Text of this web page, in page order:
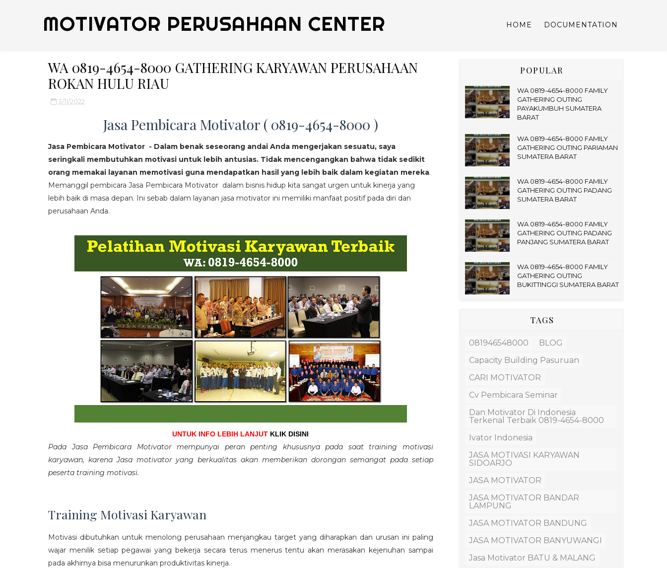
MOTIVATOR PERUSAHAAN CENTER HOME DOCUMENTATION
WA 0819-4654-8000 GATHERING KARYAWAN PERUSAHAAN
ROKAN HULU RIAU
3/11/2022
Jasa Pembicara Motivator ( 0819-4654-8000 )
Jasa Pembicara Motivator - Dalam benak seseorang andai Anda mengerjakan sesuatu, saya
seringkali membutuhkan motivasi untuk lebih antusias. Tidak mencengangkan bahwa tidak sedikit
orang memakai layanan memotivasi guna mendapatkan hasil yang lebih baik dalam kegiatan mereka.
Memanggil pembicara Jasa Pembicara Motivator dalam bisnis hidup kita sangat urgen untuk kinerja yang
lebih baik di masa depan. Ini sebab dalam layanan jasa motivator ini memiliki manfaat positif pada diri dan
perusahaan Anda.
UNTUK INFO LEBIH LANJUT KLIK DISINI
Pada Jasa Pembicara Motivator mempunyai peran penting khususnya pada saat training motivasi
karyawan, karena Jasa motivator yang berkualitas akan memberikan dorongan semangat pada setiap
peserta training motivasi.
Training Motivasi Karyawan
Motivasi dibutuhkan untuk menolong perusahaan menjangkau target yang diharapkan dan urusan ini paling
wajar menilik setiap pegawai yang bekerja secara terus menerus tentu akan merasakan kejenuhan sampai
pada akhirnya bisa menurunkan produktivitas kinerja.
POPULAR
WA 0819-4654-8000 FAMILY
GATHERING OUTING
PAYAKUMBUH SUMATERA
BARAT
WA 0819-4654-8000 FAMILY
GATHERING OUTING PARIAMAN
SUMATERA BARAT
WA 0819-4654-8000 FAMILY
GATHERING OUTING PADANG
SUMATERA BARAT
WA 0819-4654-8000 FAMILY
GATHERING OUTING PADANG
PANJANG SUMATERA BARAT
WA 0819-4654-8000 FAMILY
GATHERING OUTING
BUKITTINGGI SUMATERA BARAT
TAGS
081946548000
BLOG
Capacity Building Pasuruan
CARI MOTIVATOR
Cv Pembicara Seminar
Dan Motivator Di Indonesia
Terkenal Terbaik 0819-4654-8000
Ivator Indonesia
JASA MOTIVASI KARYAWAN
SIDOARJO
JASA MOTIVATOR
JASA MOTIVATOR BANDAR
LAMPUNG
JASA MOTIVATOR BANDUNG
JASA MOTIVATOR BANYUWANGI
Jasa Motivator BATU & MALANG